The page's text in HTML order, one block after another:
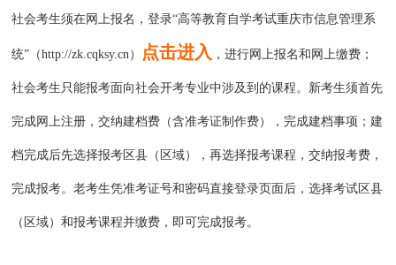
社会考生须在网上报名，登录“高等教育自学考试重庆市信息管理系
统”（http://zk.cqksy.cn） 点击进入 ，进行网上报名和网上缴费；
社会考生只能报考面向社会开考专业中涉及到的课程。新考生须首先
完成网上注册，交纳建档费（含准考证制作费），完成建档事项；建
档完成后先选择报考区县（区域），再选择报考课程，交纳报考费，
完成报考。老考生凭准考证号和密码直接登录页面后，选择考试区县
（区域）和报考课程并缴费，即可完成报考。